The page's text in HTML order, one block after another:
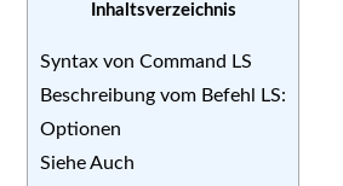
Inhaltsverzeichnis
Syntax von Command LS
Beschreibung vom Befehl LS:
Optionen
Siehe Auch